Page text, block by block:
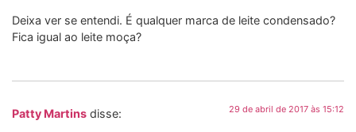
Deixa ver se entendi. É qualquer marca de leite condensado?
Fica igual ao leite moça?
Patty Martins disse: 29 de abril de 2017 às 15:12